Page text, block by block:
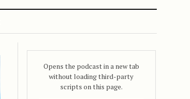
Opens the podcast in a new tab
without loading third-party
scripts on this page.